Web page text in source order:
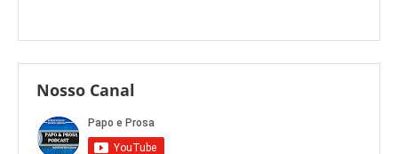
Nosso Canal